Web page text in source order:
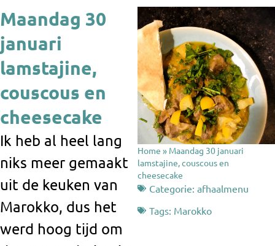
Maandag 30
januari
lamstajine,
couscous en
cheesecake
Ik heb al heel lang
niks meer gemaakt
uit de keuken van
Marokko, dus het
werd hoog tijd om
Home » Maandag 30 januari
lamstajine, couscous en
cheesecake
Categorie: afhaalmenu
Tags: Marokko